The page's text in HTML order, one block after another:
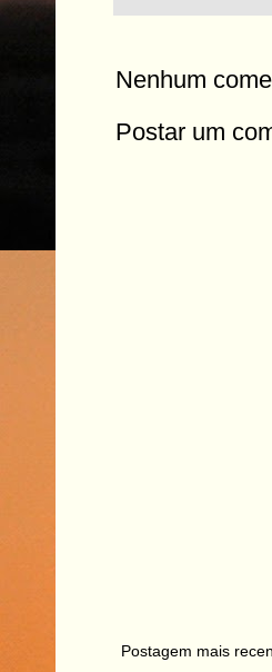
Nenhum
Postar um
Postagem mais